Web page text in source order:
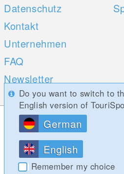
Datenschutz
Kontakt
Unternehmen
FAQ
Newsletter
Umfragen
Mobile Apps
Android
Do you want to switch to
English version of
German
English
Remember my choice
Diese Website
die bestmögliche
können.
Datenschutzrichtlinien